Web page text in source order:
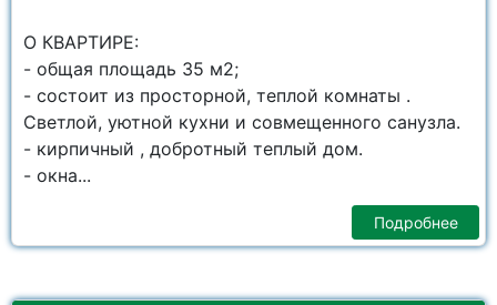
О КВАРТИРЕ:
- общая площадь 35 м2;
- состоит из просторной, теплой комнаты .
Светлой, уютной кухни и совмещенного санузла.
- кирпичный , добротный теплый дом.
- окна...
Подробнее